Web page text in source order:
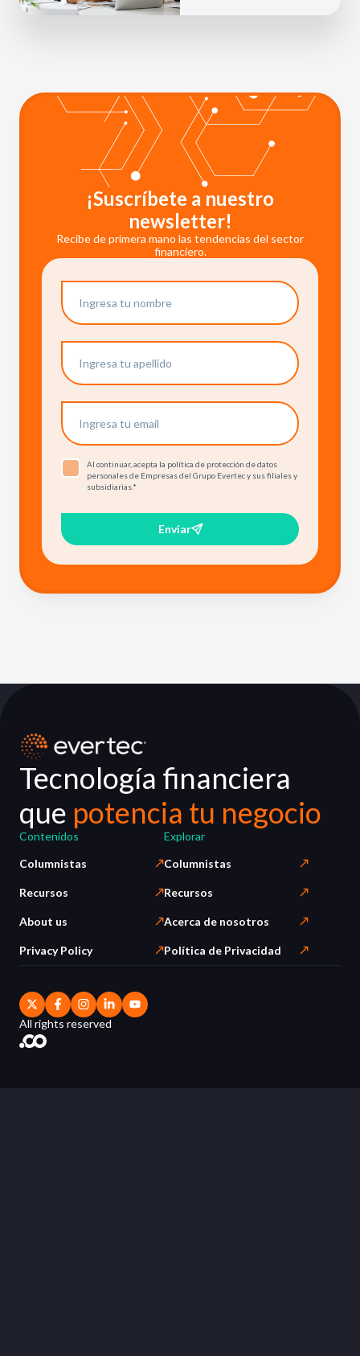
¡Suscríbete a nuestro
newsletter!
Recibe de primera mano las tendencias del sector
financiero.
Al continuar, acepta la política de protección de datos
personales de Empresas del Grupo Evertec y sus filiales y
subsidiarias.*
Enviar
Tecnología financiera
que potencia tu negocio
Contenidos
Columnistas
Recursos
About us
Privacy Policy
Explorar
Columnistas
Recursos
Acerca de nosotros
Política de Privacidad
All rights reserved